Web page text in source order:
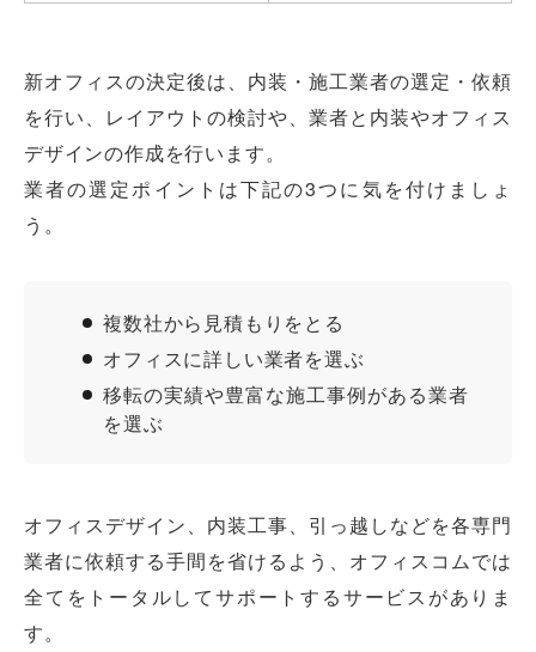
新オフィスの決定後は、内装・施工業者の選定・依頼
を行い、レイアウトの検討や、業者と内装やオフィス
デザインの作成を行います。
業者の選定ポイントは下記の3つに気を付けましょ
う。
複数社から見積もりをとる
オフィスに詳しい業者を選ぶ
移転の実績や豊富な施工事例がある業者
を選ぶ
オフィスデザイン、内装工事、引っ越しなどを各専門
業者に依頼する手間を省けるよう、オフィスコムでは
全てをトータルしてサポートするサービスがありま
す。